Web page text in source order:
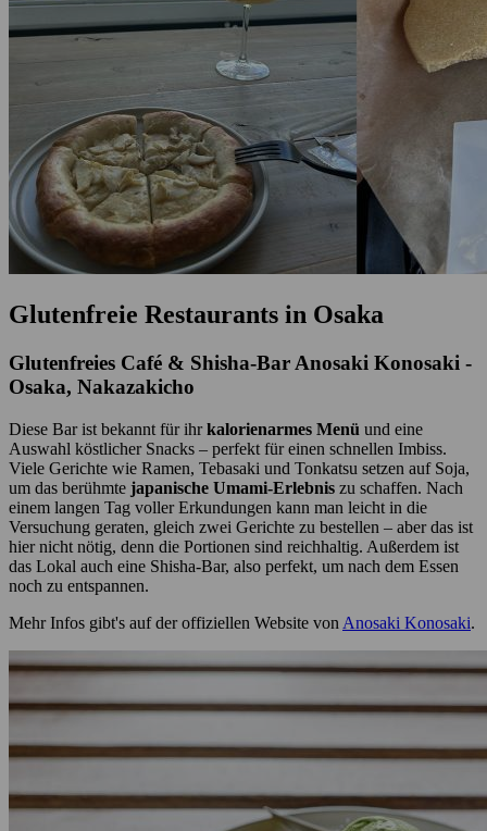
Glutenfreie Restaurants in Osaka
Glutenfreies Café & Shisha-Bar Anosaki Konosaki -
Osaka, Nakazakicho
Diese Bar ist bekannt für ihrkalorienarmes Menü und eine
Auswahl köstlicher Snacks – perfekt für einen schnellen Imbiss.
Viele Gerichte wie Ramen, Tebasaki und Tonkatsu setzen auf Soja,
um das berühmte japanische Umami-Erlebnis zu schaffen. Nach
einem langen Tag voller Erkundungen kann man leicht in die
Versuchung geraten, gleich zwei Gerichte zu bestellen – aber das ist
hier nicht nötig, denn die Portionen sind reichhaltig. Außerdem ist
das Lokal auch eine Shisha-Bar, also perfekt, um nach dem Essen
noch zu entspannen.
Mehr Infos gibt's auf der offiziellen Website von Anosaki Konosaki.